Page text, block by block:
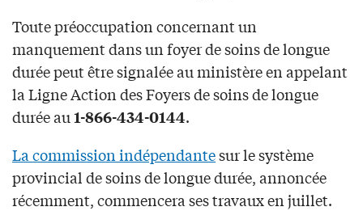
Toute préoccupation concernant un
manquement dans un foyer de soins de longue
durée peut être signalée au ministère en appelant
la Ligne Action des Foyers de soins de longue
durée au 1-866-434-0144.
La commission indépendantesur le système
provincial de soins de longue durée, annoncée
récemment, commencera ses travaux en juillet.